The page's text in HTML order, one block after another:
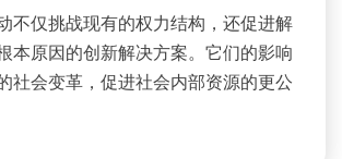
不仅挑战现有的权力结构，还促进解
本原因的创新解决方案。它们的影响
社会变革，促进社会内部资源的更公